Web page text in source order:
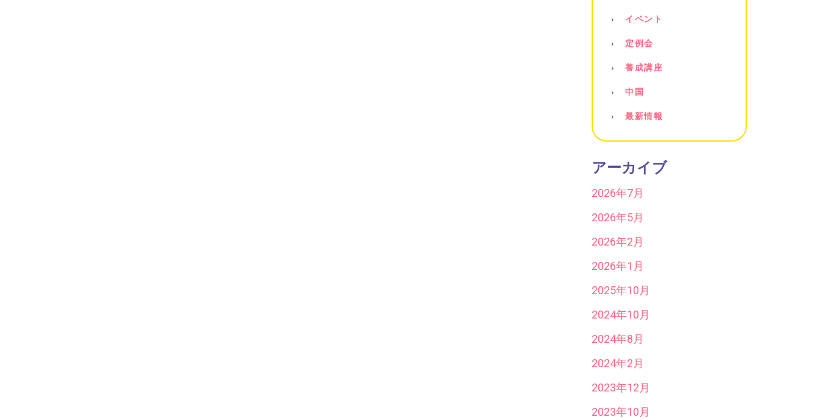
イベント
定例会
養成講座
中国
最新情報
アーカイブ
2026年7月
2026年5月
2026年2月
2026年1月
2025年10月
2024年10月
2024年8月
2024年2月
2023年12月
2023年10月